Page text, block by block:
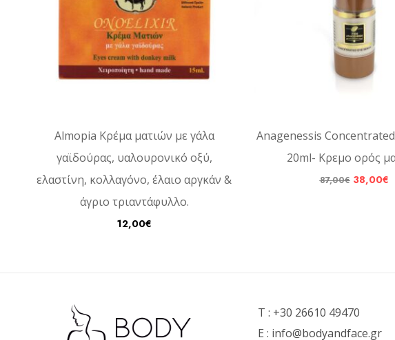
Almopia Κρέμα ματιών με γάλα
γαϊδούρας, υαλουρονικό οξύ,
ελαστίνη, κολλαγόνο, έλαιο αργκάν &
άγριο τριαντάφυλλο.
12,00€
Anagenessis
20ml- Κρεμο ορός
87,00€ 38,00€
T : +30 26610 49470
E : info@bodyandface.gr